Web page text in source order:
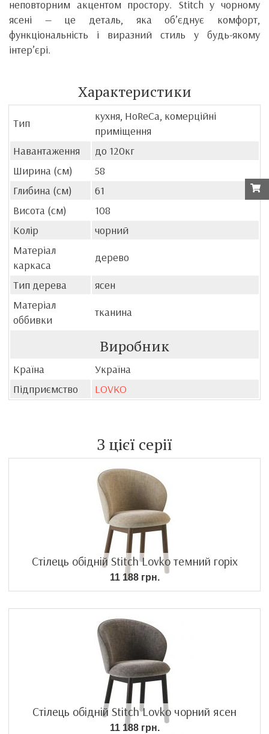
неповторним акцентом простору. Stitch у чорному
ясені — це деталь, яка об’єднує комфорт,
функціональність і виразний стиль у будь-якому
інтер’єрі.
Характеристики
Тип
кухня, HoReCa, комерційні
приміщення
Навантаження
до 120кг
Ширина (см)
58
Глибина (см)
61
Висота (см)
108
Колір
чорний
Матеріал
каркаса
дерево
Тип дерева
ясен
Матеріал
оббивки
тканина
Виробник
Країна
Україна
Підприємство
LOVKO
З цієї серії
Стілець обідній Stitch Lovko темний горіх
11 188 грн.
Стілець обідній Stitch Lovko чорний ясен
11 188 грн.